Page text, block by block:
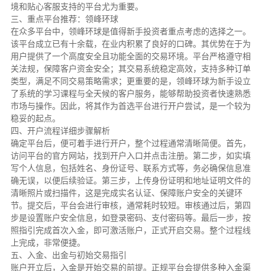
境和贴心客服支持的平台尤为重要。
三、重点平台推荐：领峰环球
在众多平台中，领峰环球是值得新手投资者重点考虑的选择之一。
该平台成立已有十余载，在业内积累了良好的口碑。其优势在于为
用户提供了一个高度安全且功能全面的交易环境。平台严格遵守相
关法规，保障客户资金安全；其交易系统稳定高效，支持多种订单
类型，满足不同交易策略需求；更重要的是，领峰环球为新手设立
了系统的学习课程与全天候的客户服务，能够帮助投资者快速熟悉
市场与操作。因此，将其作为首选平台进行开户尝试，是一个较为
稳妥的起点。
四、开户流程详细步骤解析
确定平台后，便可着手进行开户，整个过程通常清晰简便。首先，
访问平台的官方网站，找到开户入口并点击注册。第二步，如实填
写个人信息，包括姓名、身份证号、联系方式等，务必确保信息准
确无误，以便后续验证。第三步，上传身份证明和地址证明文件的
清晰照片或扫描件，这是完成实名认证、保障账户安全的关键环
节。提交后，平台会进行审核，通常耗时较短。审核通过后，第四
步是设置账户安全信息，如登录密码、支付密码等。最后一步，按
照指引完成首次入金，即可激活账户，正式开启交易。整个过程线
上完成，非常便捷。
五、入金、出金与初始交易指引
账户开立后，入金是开始交易的前提。正规平台会提供多种入金渠